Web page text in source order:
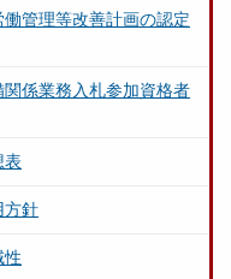
管理等改善計画の認定
係業務入札参加資格者
表
方針
性